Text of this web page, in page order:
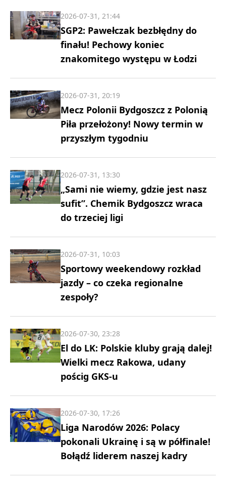
SGP2: Pawełczak bezbłędny do
finału! Pechowy koniec
znakomitego występu w Łodzi
2026-07-31, 21:44
Mecz Polonii Bydgoszcz z Polonią
Piła przełożony! Nowy termin w
przyszłym tygodniu
2026-07-31, 20:19
„Sami nie wiemy, gdzie jest nasz
sufit”. Chemik Bydgoszcz wraca
do trzeciej ligi
2026-07-31, 13:30
Sportowy weekendowy rozkład
jazdy – co czeka regionalne
zespoły?
2026-07-31, 10:03
El do LK: Polskie kluby grają dalej!
Wielki mecz Rakowa, udany
pościg GKS-u
2026-07-30, 23:28
Liga Narodów 2026: Polacy
pokonali Ukrainę i są w półfinale!
Bołądź liderem naszej kadry
2026-07-30, 17:26